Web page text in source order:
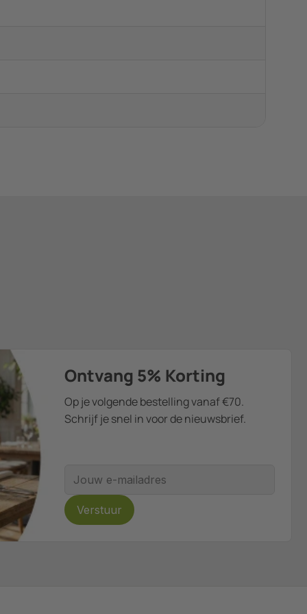
Ontvang 5% Korting
Op je volgende bestelling vanaf €70.
Schrijf je snel in voor de nieuwsbrief.
Verstuur